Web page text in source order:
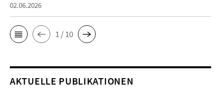
02.06.2026
1 / 10
AKTUELLE PUBLIKATIONEN